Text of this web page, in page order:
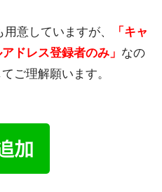
用意していますが、
「キャ
ドレス登録者のみ」 なの
ご理解願います。